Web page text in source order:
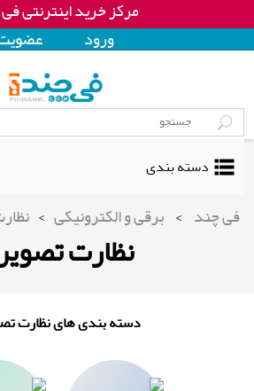
مرکز خرید اینترنتی
ورود
دسته بندی
فی چند > برقی و الکترونیکی >
نظارت
دسته بندی های نظارت